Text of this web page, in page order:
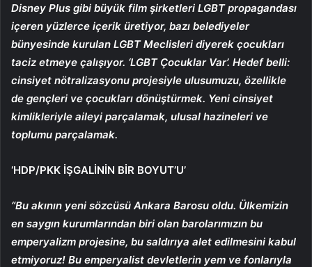
Disney Plus gibi büyük film şirketleri LGBT propagandası
içeren yüzlerce içerik üretiyor, bazı belediyeler
bünyesinde kurulan LGBT Meclisleri diyerek çocukları
taciz etmeye çalışıyor. ‘LGBT Çocuklar Var’. Hedef belli:
cinsiyet nötralizasyonu projesiyle ulusumuzu, özellikle
de gençleri ve çocukları dönüştürmek. Yeni cinsiyet
kimlikleriyle aileyi parçalamak, ulusal hazineleri ve
toplumu parçalamak.
‘HDP/PKK İŞGALİNİN BİR BOYUT’U’
“Bu akının yeni sözcüsü Ankara Barosu oldu. Ülkemizin
en saygın kurumlarından biri olan barolarımızın bu
emperyalizm projesine, bu saldırıya alet edilmesini kabul
etmiyoruz! Bu emperyalist devletlerin yem ve fonlarıyla